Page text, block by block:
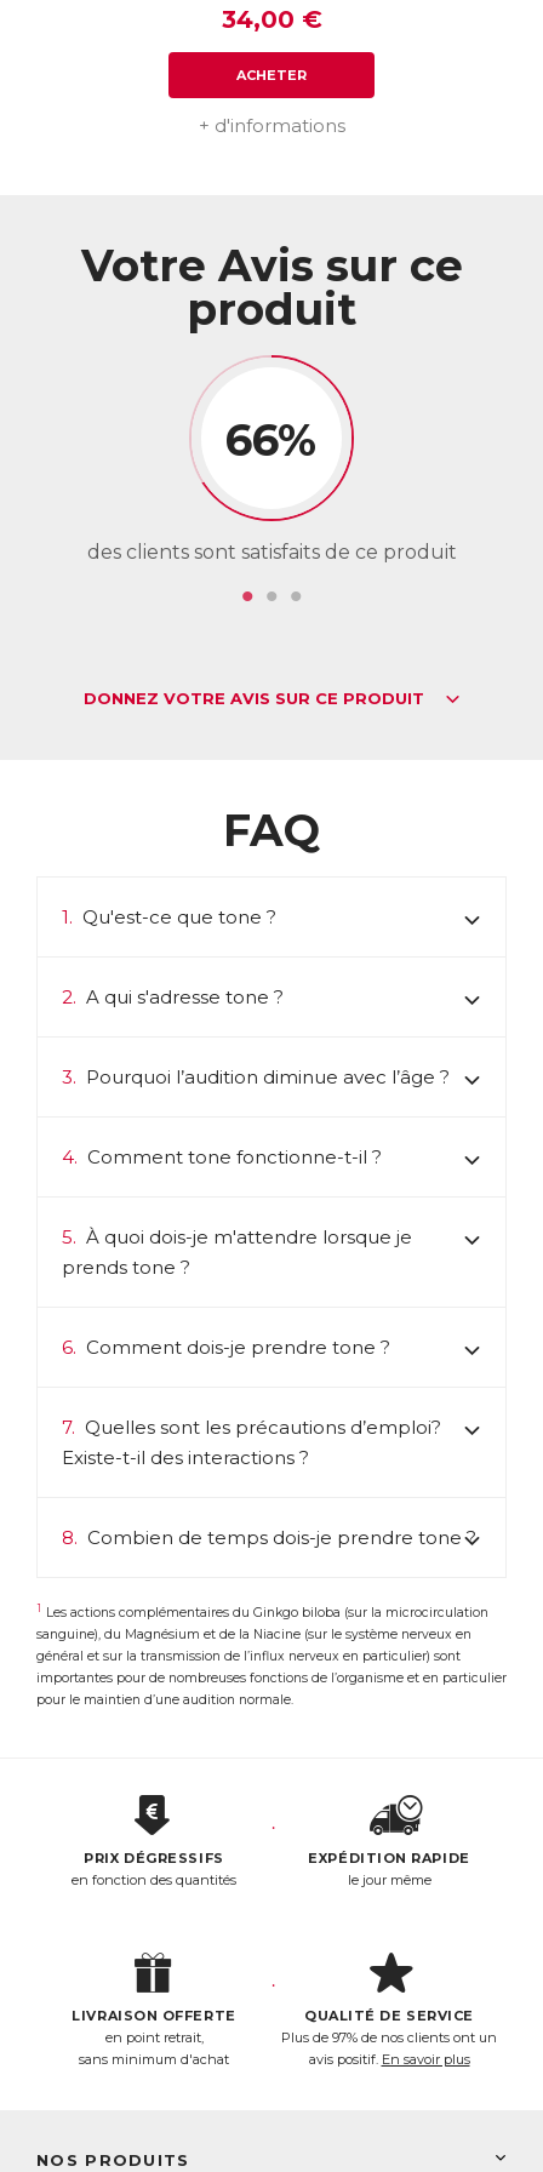
34,00 €
ACHETER
+ d'informations
Votre Avis sur ce
produit
66%
des clients sont satisfaits de ce produit
DONNEZ VOTRE AVIS SUR CE PRODUIT
FAQ
1. Qu'est-ce que tone ?
2. A qui s'adresse tone ?
3. Pourquoi l’audition diminue avec l’âge ?
4. Comment tone fonctionne-t-il ?
5. À quoi dois-je m'attendre lorsque je
prends tone ?
6. Comment dois-je prendre tone ?
7. Quelles sont les précautions d’emploi?
Existe-t-il des interactions ?
8. Combien de temps dois-je prendre tone ?
1
Les actions complémentaires du Ginkgo biloba (sur la microcirculation
sanguine), du Magnésium et de la Niacine (sur le système nerveux en
général et sur la transmission de l’influx nerveux en particulier) sont
importantes pour de nombreuses fonctions de l’organisme et en particulier
pour le maintien d’une audition normale.
PRIX DÉGRESSIFS
en fonction des quantités
EXPÉDITION RAPIDE
le jour même
LIVRAISON OFFERTE
en point retrait,
sans minimum d'achat
QUALITÉ DE SERVICE
Plus de 97% de nos clients ont un
avis positif. En savoir plus
NOS PRODUITS